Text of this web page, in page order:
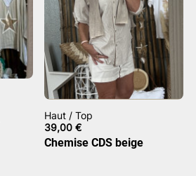
Haut / Top
39,00€
Chemise CDS beige